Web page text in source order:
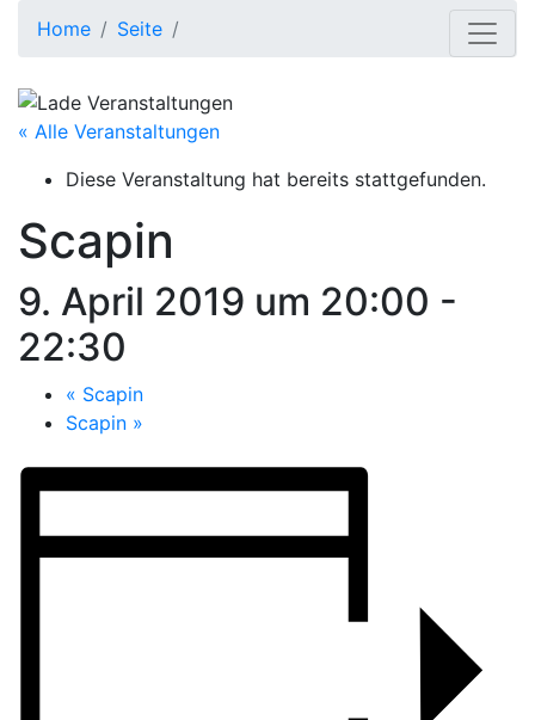
Home Seite
« Alle Veranstaltungen
Diese Veranstaltung hat bereits stattgefunden.
Scapin
9. April 2019 um 20:00 -
22:30
« Scapin
Scapin »